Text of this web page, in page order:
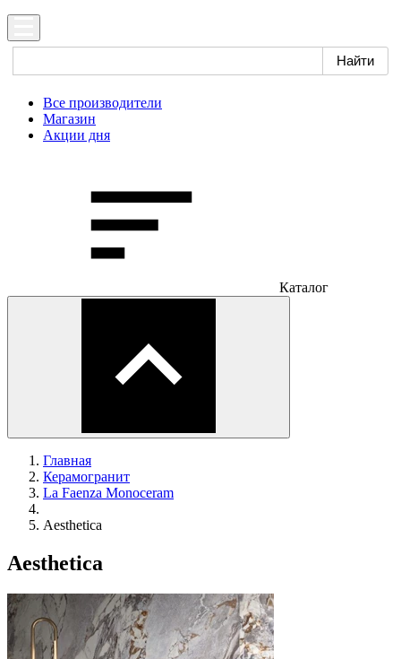
Все производители
Магазин
Акции дня
Каталог
Главная
Керамогранит
La Faenza Monoceram
Aesthetica
Aesthetica